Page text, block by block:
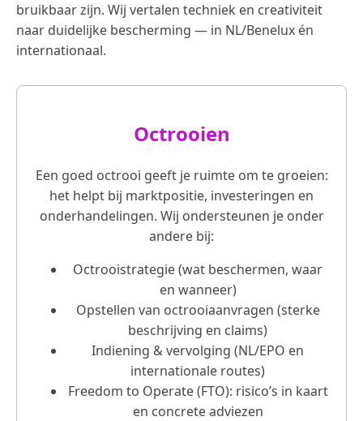
bruikbaar zijn. Wij vertalen techniek en creativiteit
naar duidelijke bescherming — in NL/Benelux én
internationaal.
Octrooien
Een goed octrooi geeft je ruimte om te groeien:
het helpt bij marktpositie, investeringen en
onderhandelingen. Wij ondersteunen je onder
andere bij:
Octrooistrategie (wat beschermen, waar
en wanneer)
Opstellen van octrooiaanvragen (sterke
beschrijving en claims)
Indiening & vervolging (NL/EPO en
internationale routes)
Freedom to Operate (FTO): risico’s in kaart
en concrete adviezen